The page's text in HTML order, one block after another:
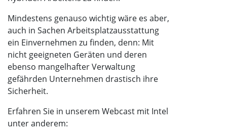
Mindestens genauso wichtig wäre es aber,
auch in Sachen Arbeitsplatzausstattung
ein Einvernehmen zu finden, denn: Mit
nicht geeigneten Geräten und deren
ebenso mangelhafter Verwaltung
gefährden Unternehmen drastisch ihre
Sicherheit.
Erfahren Sie in unserem Webcast mit Intel
unter anderem: